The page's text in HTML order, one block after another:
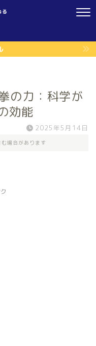
る
の力：科学が
効能
2025年5月14日
場合があります